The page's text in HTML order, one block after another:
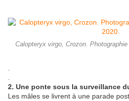
Calopteryx virgo, Crozon.
2. Une ponte sous la surveillance
Les mâles se livrent à une parade